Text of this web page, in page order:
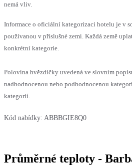
nemá vliv.
Informace o oficiální kategorizaci hotelu je v
používanou v příslušné zemi. Každá země
konkrétní kategorie.
Polovina hvězdičky uvedená ve slovním
nadhodnocenou nebo podhodnocenou
kategorií.
Kód nabídky: ABBBGIE8Q0
Průměrné teploty -